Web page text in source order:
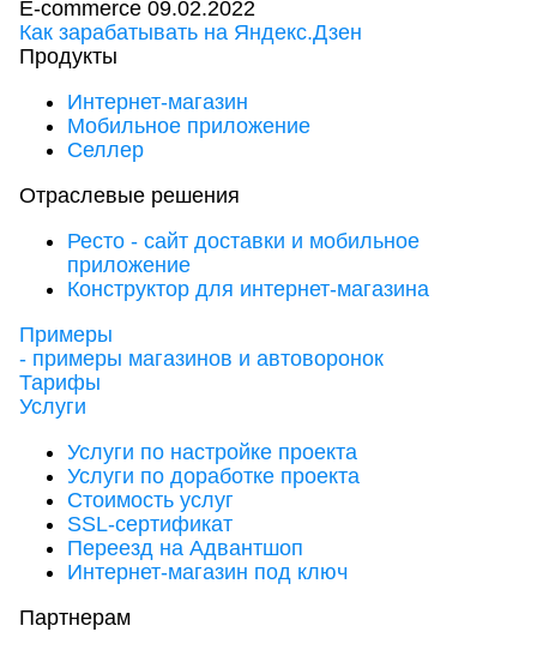
E-commerce 09.02.2022
Как зарабатывать на Яндекс.Дзен
Продукты
Интернет-магазин
Мобильное приложение
Селлер
Отраслевые решения
Ресто - сайт доставки и мобильное
приложение
Конструктор для интернет-магазина
Примеры
- примеры магазинов и автоворонок
Тарифы
Услуги
Услуги по настройке проекта
Услуги по доработке проекта
Стоимость услуг
SSL-сертификат
Переезд на Адвантшоп
Интернет-магазин под ключ
Партнерам